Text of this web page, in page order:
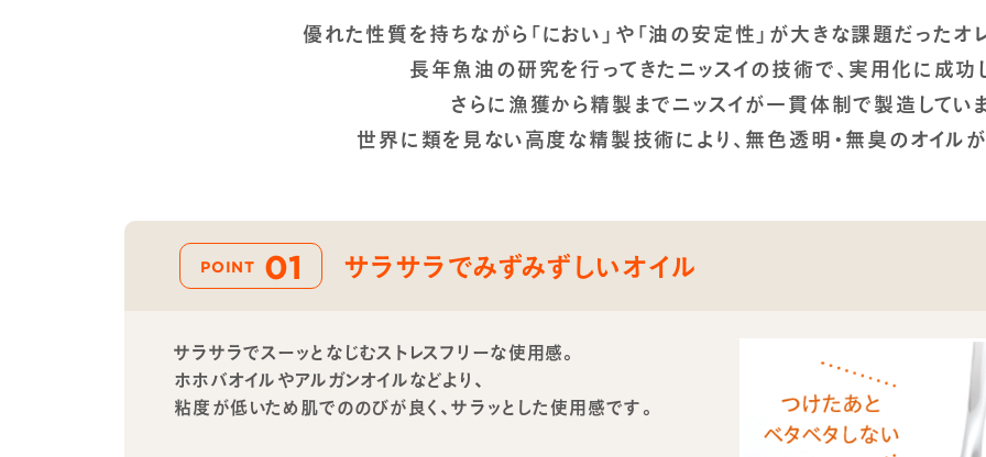
優れた性質を持ちながら「におい」や「油の安定性」が大きな課題だったオレ
長年魚油の研究を行ってきたニッスイの技術で、実用化に成功
さらに漁獲から精製までニッスイが一貫体制で製造していま
世界に類を見ない高度な精製技術により、無色透明・無臭のオイルが
POINT 01 サラサラでみずみずしいオイル
サラサラでスーッとなじむストレスフリーな使用感。
ホホバオイルやアルガンオイルなどより、
粘度が低いため肌でののびが良く、サラッとした使用感です。